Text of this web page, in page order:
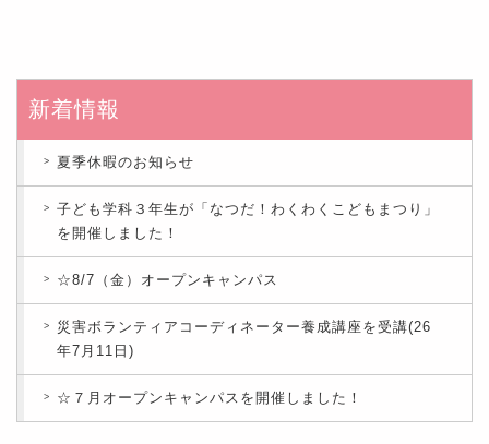
新着情報
夏季休暇のお知らせ
子ども学科３年生が「なつだ！わくわくこどもまつり」
を開催しました！
☆8/7（金）オープンキャンパス
災害ボランティアコーディネーター養成講座を受講(26
年7月11日)
☆７月オープンキャンパスを開催しました！